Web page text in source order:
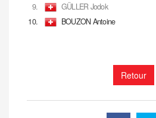
9.
GÜLLER Jodok
10.
BOUZON Antoine
Retour